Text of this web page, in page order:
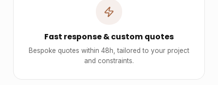
Fast response & custom quotes
Bespoke quotes within 48h, tailored to your project
and constraints.